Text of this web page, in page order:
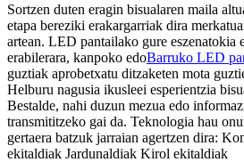
Sortzen duten eragin bisualaren maila
etapa bereziki erakargarriak dira
artean. LED pantailako gure eszenatokia
erabilerara, kanpoko edoBarruko LED
guztiak aprobetxatu ditzaketen mota
Helburu nagusia ikusleei esperientzia
Bestalde, nahi duzun mezua edo
transmititzeko gai da. Teknologia hau
gertaera batzuk jarraian agertzen dira:
ekitaldiak Jardunaldiak Kirol ekitaldiak